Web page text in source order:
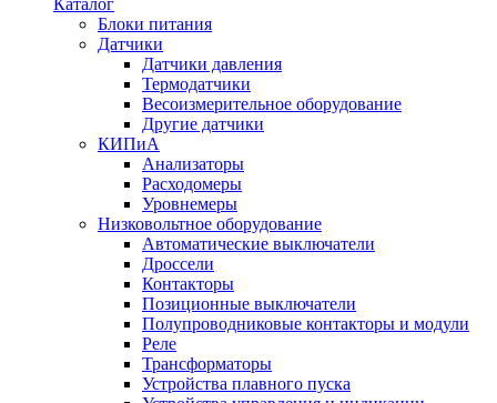
Каталог
Блоки питания
Датчики
Датчики давления
Термодатчики
Весоизмерительное оборудование
Другие датчики
КИПиА
Анализаторы
Расходомеры
Уровнемеры
Низковольтное оборудование
Автоматические выключатели
Дроссели
Контакторы
Позиционные выключатели
Полупроводниковые контакторы и модули
Реле
Трансформаторы
Устройства плавного пуска